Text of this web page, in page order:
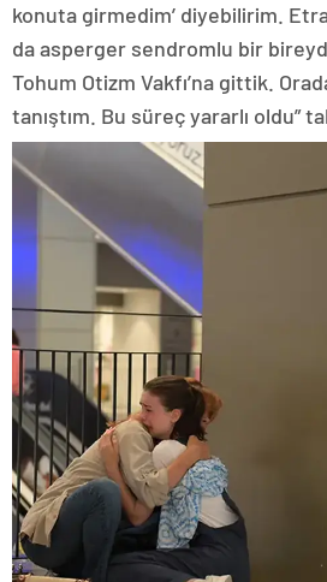
konuta girmedim’ diyebilirim.
da asperger sendromlu bir
Tohum Otizm Vakfı’na gittik.
tanıştım. Bu süreç yararlı oldu”